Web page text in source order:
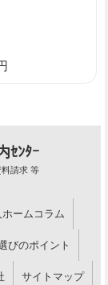
ｾﾝﾀｰ
請求 等
ームコラム
びのポイント
サイトマップ